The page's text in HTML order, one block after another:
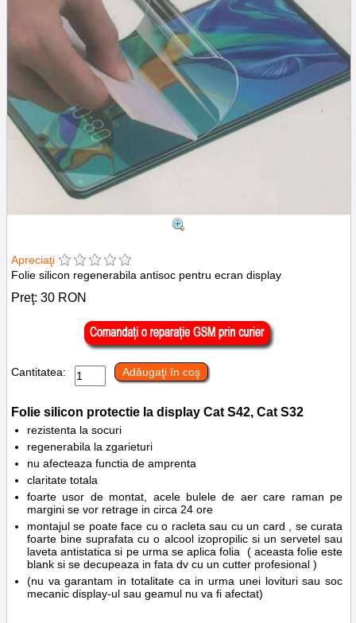
Apreciaţi
Folie silicon regenerabila antisoc pentru ecran display
Preţ: 30 RON
Cantitatea: Adăugaţi în coş
Folie silicon protectie la display Cat S42, Cat S32
rezistenta la socuri
regenerabila la zgarieturi
nu afecteaza functia de amprenta
claritate totala
foarte usor de montat, acele bulele de aer care raman pe
margini se vor retrage in circa 24 ore
montajul se poate face cu o racleta sau cu un card , se curata
foarte bine suprafata cu o alcool izopropilic si un servetel sau
laveta antistatica si pe urma se aplica folia ( aceasta folie este
blank si se decupeaza in fata dv cu un cutter profesional )
(nu va garantam in totalitate ca in urma unei lovituri sau soc
mecanic display-ul sau geamul nu va fi afectat)